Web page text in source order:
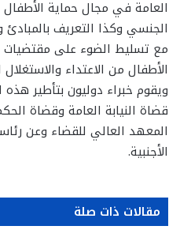
العامة في مجال حماية الأطفال
الجنسي وكذا التعريف
مع تسليط الضوء على مقتضيات
الأطفال من الاعتداء
ويقوم خبراء دوليون بتأطير
قضاة النيابة العامة وقضاة
المعهد العالي للقضاء وعن
الأجنبية.
مقالات ذات صلة